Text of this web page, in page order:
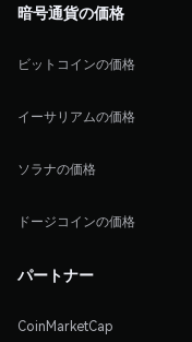
暗号通貨の価格
ビットコインの価格
イーサリアムの価格
ソラナの価格
ドージコインの価格
パートナー
CoinMarketCap